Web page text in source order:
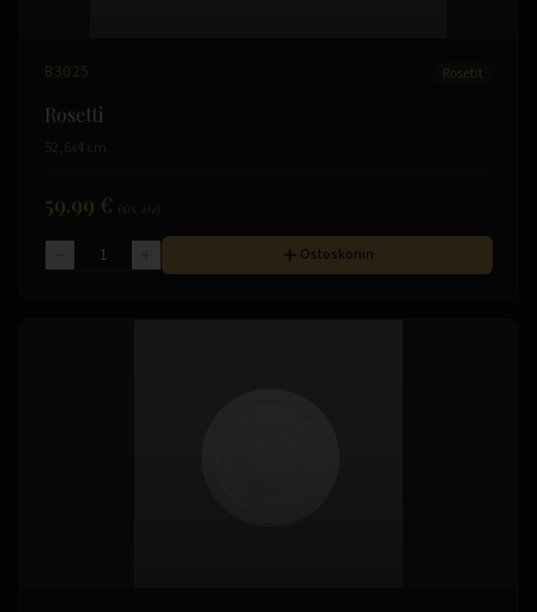
B3025 Rosetit
Rosetti
52,6x4 cm
59.99 €
Ostoskoriin